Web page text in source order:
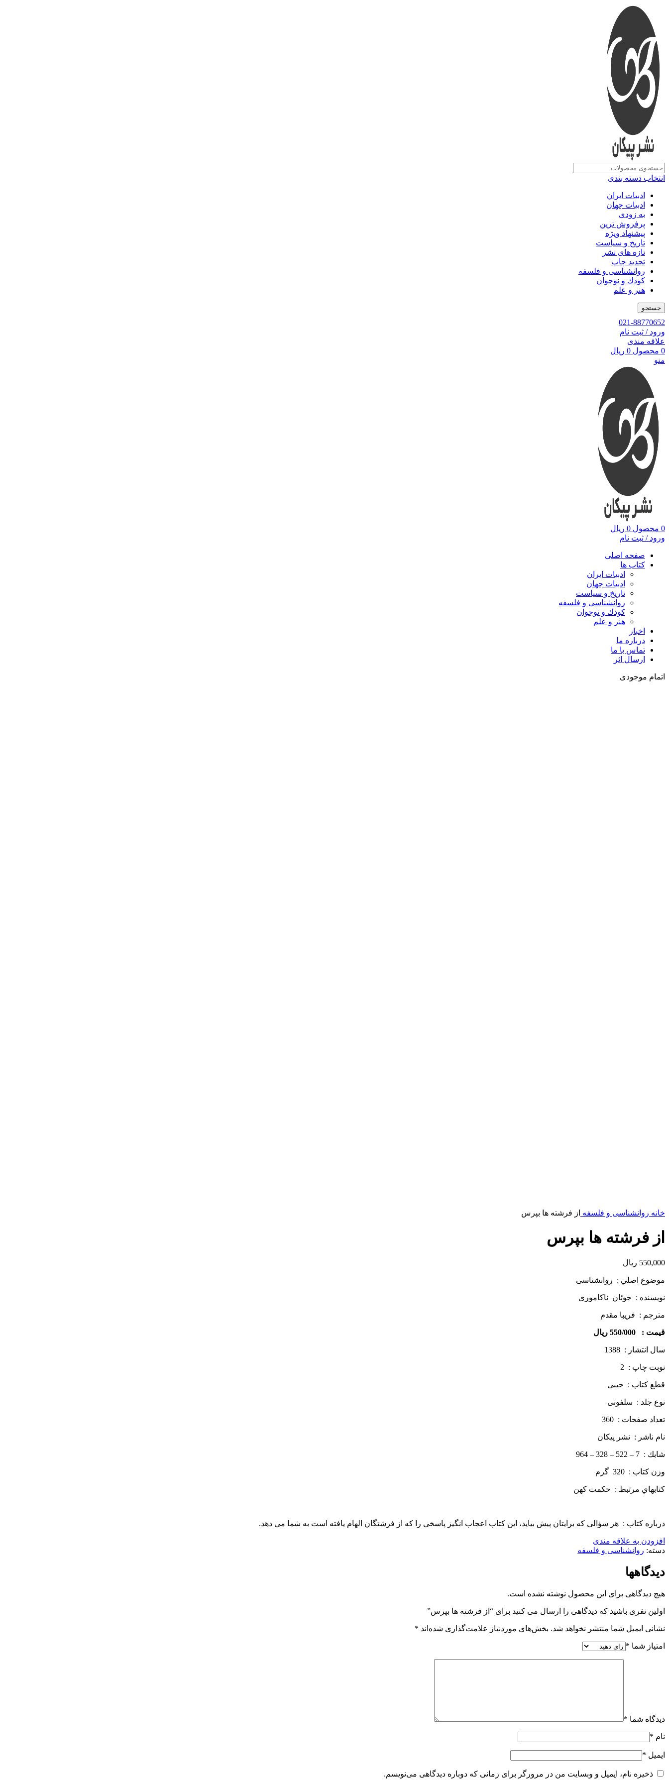
انتخاب دسته بندی
ادبیات ایران
ادبیات جهان
به زودی
پرفروش ترین
پیشنهاد ویژه
تاریخ و سیاست
تازه های نشر
تجدید چاپ
روانشناسی و فلسفه
کودك و نوجوان
هنر و علم
جستجو
021-88770652
ورود / ثبت نام
علاقه مندی
0 محصول 0 ریال
منو
0 محصول 0 ریال
ورود / ثبت نام
صفحه اصلی
کتاب ها
ادبیات ایران
ادبیات جهان
تاریخ و سیاست
روانشناسی و فلسفه
کودك و نوجوان
هنر و علم
اخبار
درباره ما
تماس با ما
ارسال اثر
اتمام موجودی
خانه روانشناسی و فلسفه از فرشته ها بپرس
از فرشته ها بپرس
550,000 ریال
موضوع اصلي : روانشناسی
نويسنده : جوئان ناکاموری
مترجم : فریبا مقدم
قيمت : 550/000 ريال
سال انتشار : 1388
نوبت چاپ : 2
قطع كتاب : جیبی
نوع جلد : سلفونی
تعداد صفحات : 360
نام ناشر : نشر پيكان
شابك : 7 – 522 – 328 – 964
وزن كتاب : 320 گرم
كتاب­هاي مرتبط : حکمت کهن
درباره كتاب : هر سؤالی که برایتان پیش بیاید، این کتاب اعجاب ­انگیز پاسخی را که از فرشتگان الهام یافته است به شما می­ دهد.
افزودن به علاقه مندی
دسته: روانشناسی و فلسفه
دیدگاهها
هیچ دیدگاهی برای این محصول نوشته نشده است.
اولین نفری باشید که دیدگاهی را ارسال می کنید برای “از فرشته ها بپرس”
نشانی ایمیل شما منتشر نخواهد شد. بخش‌های موردنیاز علامت‌گذاری شده‌اند *
امتیاز شما *
دیدگاه شما *
نام *
ایمیل *
ذخیره نام، ایمیل و وبسایت من در مرورگر برای زمانی که دوباره دیدگاهی می‌نویسم.